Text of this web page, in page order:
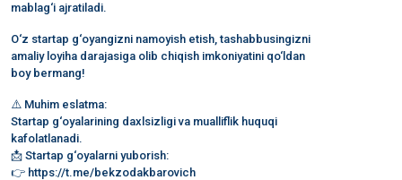
mablag‘i ajratiladi.
O‘z startap g‘oyangizni namoyish etish, tashabbusingizni
amaliy loyiha darajasiga olib chiqish imkoniyatini qo‘ldan
boy bermang!
⚠️ Muhim eslatma:
Startap g‘oyalarining daxlsizligi va mualliflik huquqi
kafolatlanadi.
📩 Startap g‘oyalarni yuborish:
👉 https://t.me/bekzodakbarovich⁠